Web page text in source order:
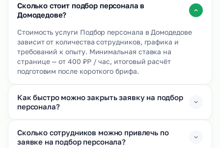
Сколько стоит подбор персонала в
Домодедове?
Стоимость услуги Подбор персонала в Домодедове
зависит от количества сотрудников, графика и
требований к опыту. Минимальная ставка на
странице — от 400 ₽Р / час, итоговый расчёт
подготовим после короткого брифа.
Как быстро можно закрыть заявку на подбор
персонала?
Сколько сотрудников можно привлечь по
заявке на подбор персонала?